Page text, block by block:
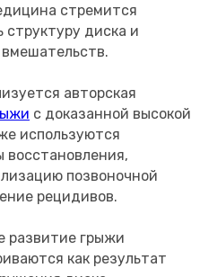
стремится
структуру диска и
авторская
с доказанной высокой
используются
восстановления,
позвоночной
рецидивов.
развитие грыжи
как результат